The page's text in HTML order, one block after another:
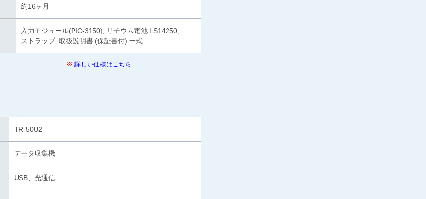
約16ヶ月
入力モジュール(PIC-3150), リチウム電池 LS14250,
ストラップ, 取扱説明書 (保証書付) 一式
※ 詳しい仕様はこちら
TR-50U2
データ収集機
USB、光通信